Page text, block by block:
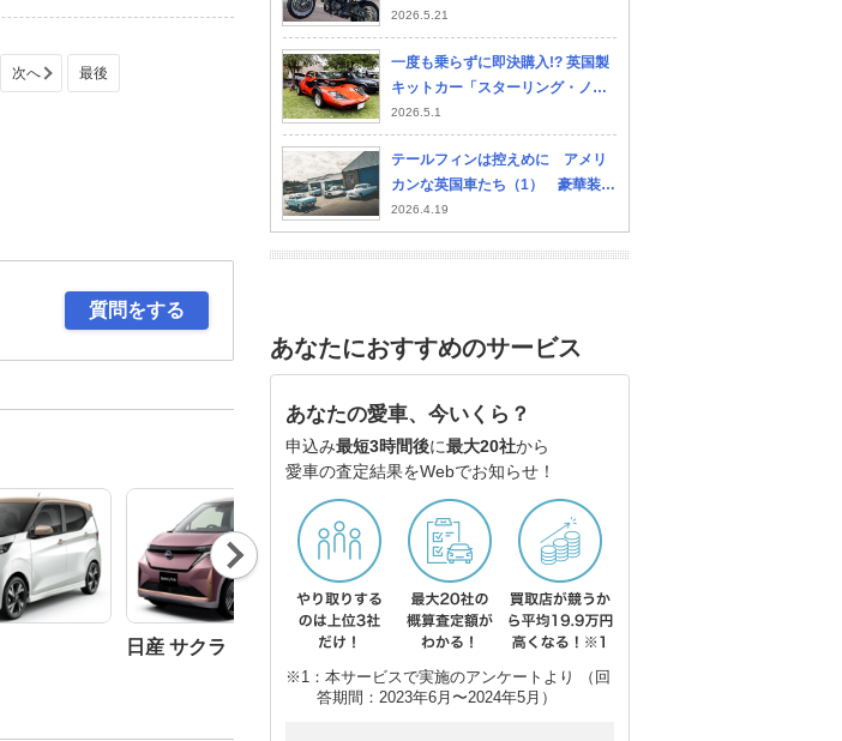
質問をする
日産 サクラ
ダイハツ ムーヴキャン
バス
ホンダ N-ONE
Nex
t
ない！ ライダーを昂らせる新世代
モタード…佐川健太郎
2026.5.21
一度も乗らずに即決購入!? 英国製
キットカー「スターリング・ノヴ
ァ」を「モノタロウ」と「eBay」
で部品調達して直す不思議な愛車
生活
2026.5.1
テールフィンは控えめに アメリ
カンな英国車たち（1） 豪華装備
で訴えるフォード・ゾディアック
とオースチンA105
2026.4.19
あなたにおすすめのサービス
あなたの愛車、今いくら？
申込み最短3時間後に最大20社から
愛車の査定結果をWebでお知らせ！
※1：本サービスで実施のアンケートより （回
答期間：2023年6月〜2024年5月）